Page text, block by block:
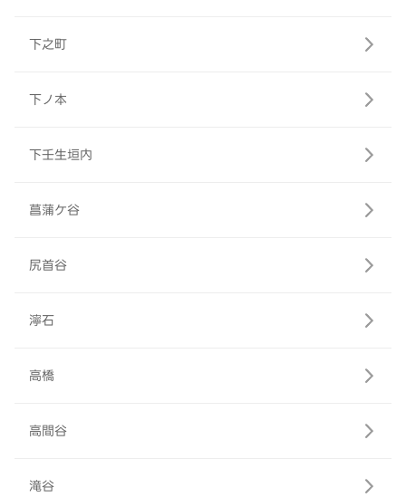
下之町
下ノ本
下壬生垣内
菖蒲ケ谷
尻首谷
濘石
高橋
高間谷
滝谷